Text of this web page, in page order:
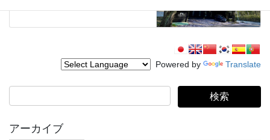
Powered by Translate
索:
アーカイブ